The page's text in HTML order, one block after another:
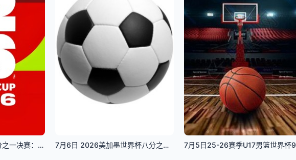
2026美加墨世界杯八分之一决赛：墨西哥VS英格兰 7月6日 2026美加墨世界杯八分之一决赛 巴西VS挪威